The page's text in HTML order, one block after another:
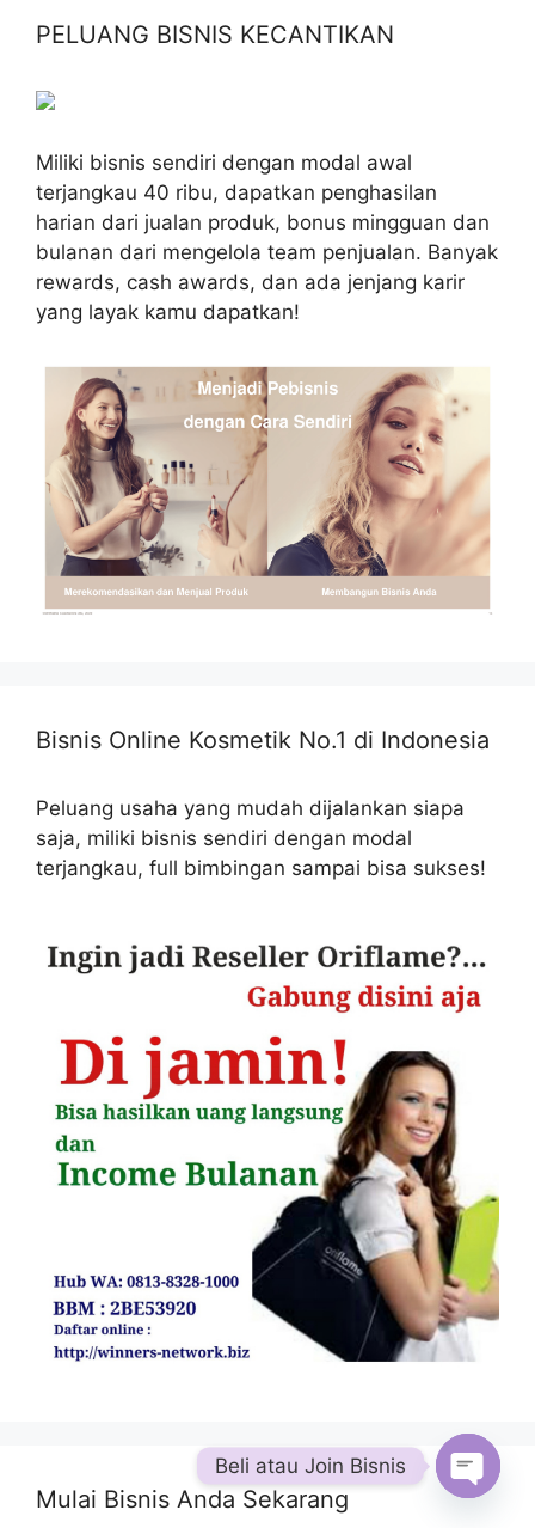
PELUANG BISNIS KECANTIKAN
Miliki bisnis sendiri dengan modal awal
terjangkau 40 ribu, dapatkan penghasilan
harian dari jualan produk, bonus mingguan dan
bulanan dari mengelola team penjualan. Banyak
rewards, cash awards, dan ada jenjang karir
yang layak kamu dapatkan!
Bisnis Online Kosmetik No.1 di Indonesia
Peluang usaha yang mudah dijalankan siapa
saja, miliki bisnis sendiri dengan modal
terjangkau, full bimbingan sampai bisa sukses!
Mulai Bisnis Anda Sekarang
Beli atau Join Bisnis